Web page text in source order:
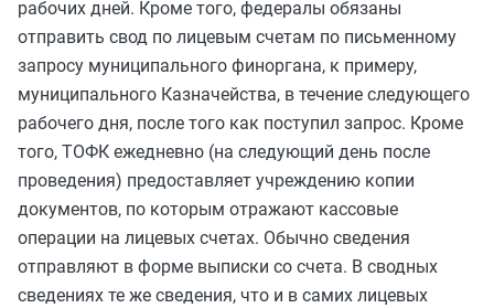
рабочих дней. Кроме того, федералы обязаны
отправить свод по лицевым счетам по письменному
запросу муниципального финоргана, к примеру,
муниципального Казначейства, в течение следующего
рабочего дня, после того как поступил запрос. Кроме
того, ТОФК ежедневно (на следующий день после
проведения) предоставляет учреждению копии
документов, по которым отражают кассовые
операции на лицевых счетах. Обычно сведения
отправляют в форме выписки со счета. В сводных
сведениях те же сведения, что и в самих лицевых